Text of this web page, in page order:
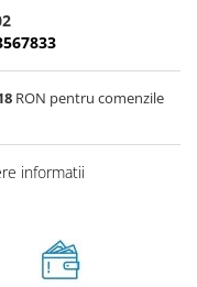
RON pentru comenzile
informatii